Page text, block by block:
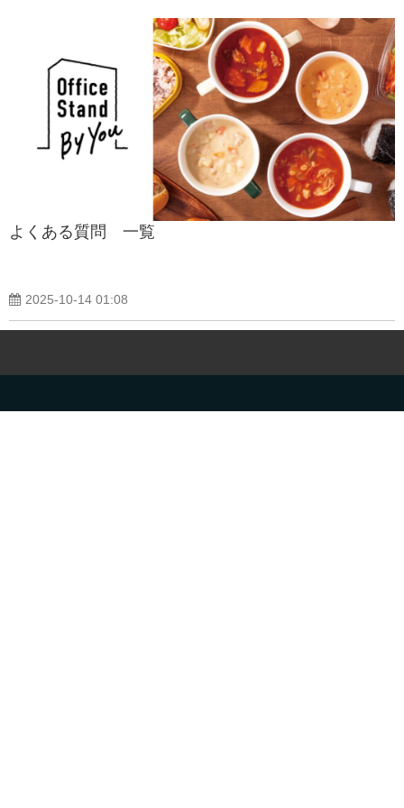
よくある質問 一覧
2025-10-14 01:08